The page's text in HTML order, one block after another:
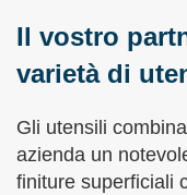
Il vostro
varietà di
Gli utensili
azienda un
finiture superficiali